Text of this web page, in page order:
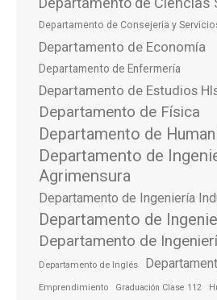
Departamento de Consejeria y
Departamento de Economía
Departamento de Enfermería
Departamento de Estudios
Departamento de Física
Departamento de
Departamento de
Agrimensura
Departamento de Ingeniería
Departamento de
Departamento de
Departamento de Inglés
Emprendimiento Graduación Clase 112